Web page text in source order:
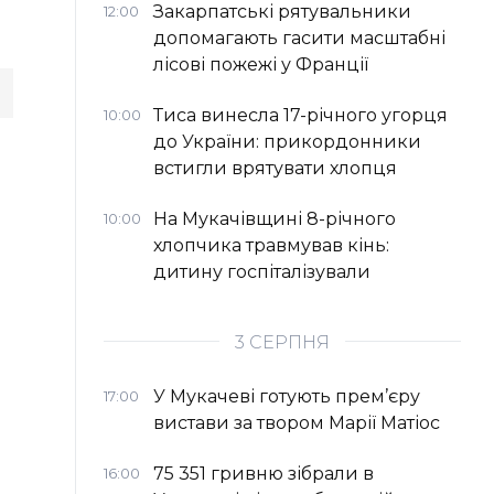
12:00
Закарпатські рятувальники
допомагають гасити масштабні
лісові пожежі у Франції
10:00
Тиса винесла 17-річного угорця
до України: прикордонники
встигли врятувати хлопця
10:00
На Мукачівщині 8-річного
хлопчика травмував кінь:
дитину госпіталізували
3 СЕРПНЯ
17:00
У Мукачеві готують прем’єру
вистави за твором Марії Матіос
16:00
75 351 гривню зібрали в